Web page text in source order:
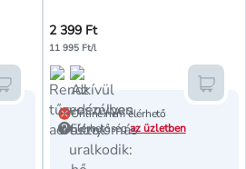
Kosárba teszem
2 399 Ft
11 995 Ft/l
Online nem elérhető
Elérhetőségaz üzletben